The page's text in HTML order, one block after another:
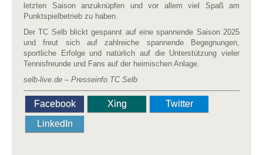
letzten Saison anzuknüpfen und vor allem viel Spaß am
Punktspielbetrieb zu haben.
Der TC Selb blickt gespannt auf eine spannende Saison 2025
und freut sich auf zahlreiche spannende Begegnungen,
sportliche Erfolge und natürlich auf die Unterstützung vieler
Tennisfreunde und Fans auf der heimischen Anlage.
selb-live.de – Presseinfo TC Selb
Facebook Xing
Twitter
LinkedIn